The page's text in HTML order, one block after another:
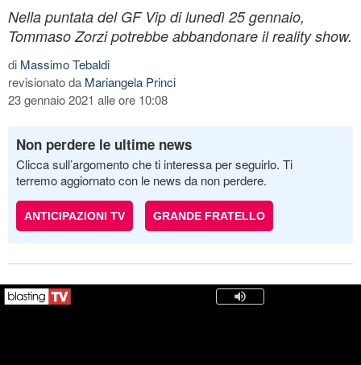
Nella puntata del GF Vip di lunedì 25 gennaio,
Tommaso Zorzi potrebbe abbandonare il reality show.
di Massimo Tebaldi
revisionato da Mariangela Princi
23 gennaio 2021 alle ore 10:08
Non perdere le ultime news
Clicca sull’argomento che ti interessa per seguirlo. Ti
terremo aggiornato con le news da non perdere.
ANTICIPAZIONI TV GRANDE FRATELLO